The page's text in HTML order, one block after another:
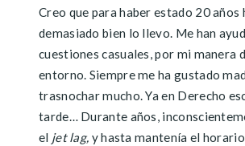
Creo que para haber estado 20 años
demasiado bien lo llevo. Me han
cuestiones casuales, por mi manera
entorno. Siempre me ha gustado
trasnochar mucho. Ya en Derecho
tarde… Durante años,
el jet lag, y hasta mantenía el